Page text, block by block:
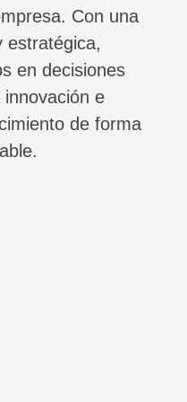
Con una
estratégica,
en decisiones
e
de forma